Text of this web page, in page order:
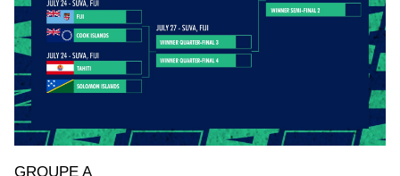
GROUPE A